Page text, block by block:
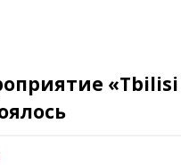
«Tbilisi